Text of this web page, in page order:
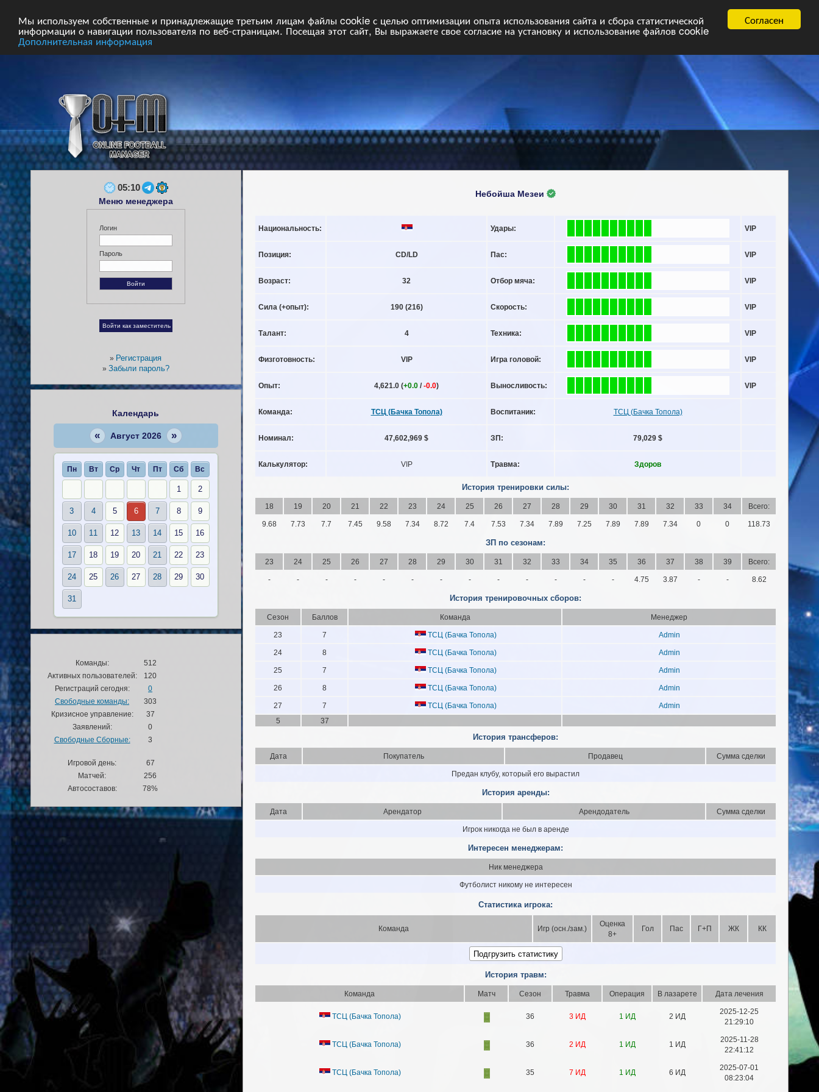
Согласен
Мы используем собственные и принадлежащие третьим лицам файлы cookie с целью оптимизации опыта использования сайта и сбора статистической
информации о навигации пользователя по веб-страницам. Посещая этот сайт, Вы выражаете свое согласие на установку и использование файлов cookie
Дополнительная информация
Небойша Мезеи
Национальность: Удары: VIP
Позиция: CD/LD Пас: VIP
Возраст: 32 Отбор мяча: VIP
Сила (+опыт): 190 (216) Скорость: VIP
Талант: 4 Техника: VIP
Физготовность: VIP Игра головой: VIP
Опыт: 4,621.0 (+0.0 /-0.0) Выносливость: VIP
Команда: ТСЦ (Бачка Топола) Воспитаник: ТСЦ (Бачка Топола)
Номинал: 47,602,969 $ ЗП: 79,029 $
Калькулятор: VIP Травма: Здоров
История тренировки силы:
18 19 20 21 22 23 24 25 26 27 28 29 30 31 32 33 34 Всего:
9.68 7.73 7.7 7.45 9.58 7.34 8.72 7.4 7.53 7.34 7.89 7.25 7.89 7.89 7.34 0 0 118.73
ЗП по сезонам:
23 24 25 26 27 28 29 30 31 32 33 34 35 36 37 38 39 Всего:
- - - - - - - - - - - - - 4.75 3.87 - - 8.62
История тренировочных сборов:
Сезон Баллов Команда Менеджер
23 7 ТСЦ (Бачка Топола) Admin
24 8 ТСЦ (Бачка Топола) Admin
25 7 ТСЦ (Бачка Топола) Admin
26 8 ТСЦ (Бачка Топола) Admin
27 7 ТСЦ (Бачка Топола)
Admin
5
37
История трансферов:
Дата Покупатель Продавец Сумма сделки
Предан клубу, который его вырастил
История аренды:
Дата Арендатор Арендодатель Сумма сделки
Игрок никогда не был в аренде
Интересен менеджерам:
Ник менеджера
Футболист никому не интересен
Статистика игрока:
Команда Игр (осн./зам.)
Оценка
8+
Гол Пас Г+П ЖК КК
История травм:
Команда Матч Сезон Травма Операция В лазарете Дата лечения
ТСЦ (Бачка Топола) 36 3 ИД 1 ИД 2 ИД
2025-12-25
21:29:10
ТСЦ (Бачка Топола) 36 2 ИД 1 ИД 1 ИД
2025-11-28
22:41:12
ТСЦ (Бачка Топола) 35 7 ИД 1 ИД 6 ИД
2025-07-01
08:23:04
05:10
Меню менеджера
Логин
Пароль
» Регистрация
» Забыли пароль?
Календарь
« Август 2026 »
Пн Вт Ср Чт Пт Сб Вс
1 2
3 4 5 6 7 8 9
10 11 12 13 14 15 16
17 18 19 20 21 22 23
24 25 26 27 28 29 30
31
Команды:
512
Активных пользователей:
120
Регистраций сегодня:
0
Свободные команды:
303
Кризисное управление:
37
Заявлений:
0
Свободные Сборные:
3
Игровой день:
67
Матчей:
256
Автосоставов:
78%